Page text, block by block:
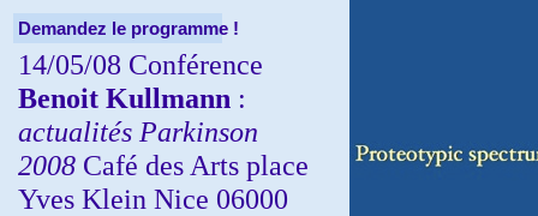
Demandez le programme !
14/05/08 Conférence
Benoit Kullmann :
actualités Parkinson
2008 Café des Arts place
Yves Klein Nice 06000